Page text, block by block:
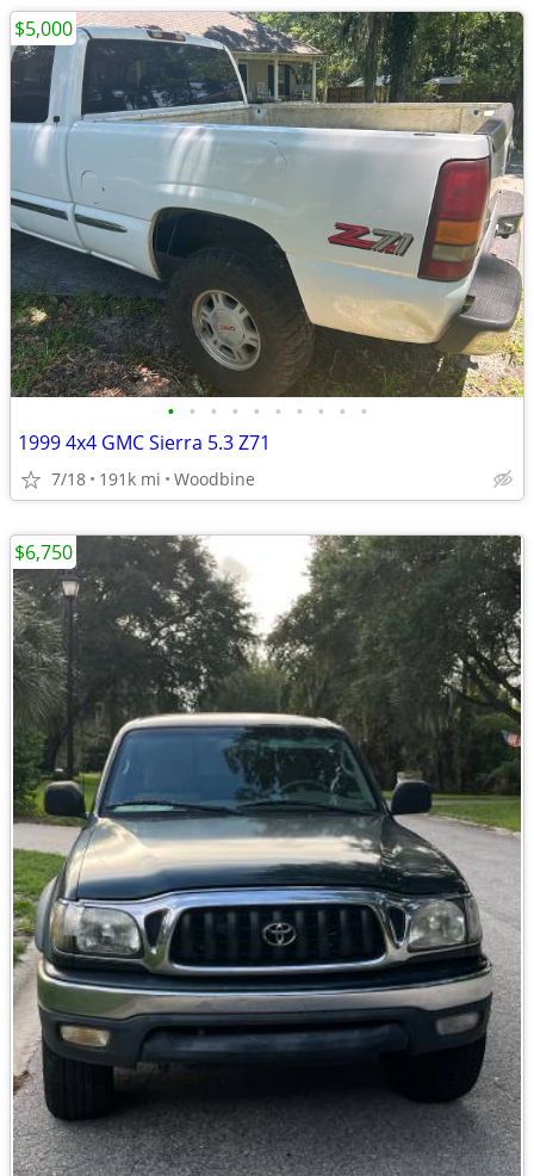
• • • • • • • • • •
1999 4x4 GMC Sierra 5.3 Z71
7/18 191k mi Woodbine
$5,000
$6,750